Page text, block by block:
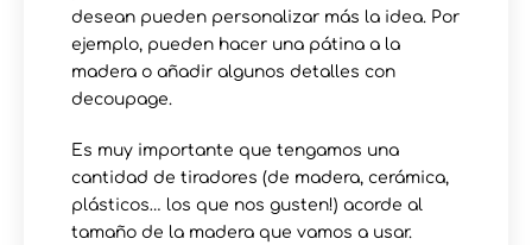
desean pueden personalizar más la idea. Por
ejemplo, pueden hacer una pátina a la
madera o añadir algunos detalles con
decoupage.
Es muy importante que tengamos una
cantidad de tiradores (de madera, cerámica,
plásticos… los que nos gusten!) acorde al
tamaño de la madera que vamos a usar.